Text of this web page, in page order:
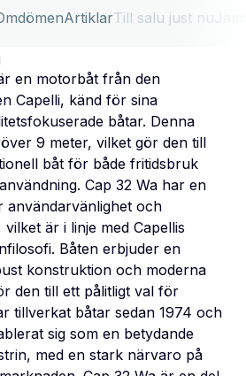
ArtiklarTill salu just nu
en motorbåt från den
Capelli, känd för sina
båtar. Denna
9 meter, vilket gör den till
båt för både fritidsbruk
Cap 32 Wa har en
användarvänlighet och
är i linje med Capellis
Båten erbjuder en
konstruktion och moderna
den till ett pålitligt val för
tillverkat båtar sedan 1974 och
sig som en betydande
med en stark närvaro på